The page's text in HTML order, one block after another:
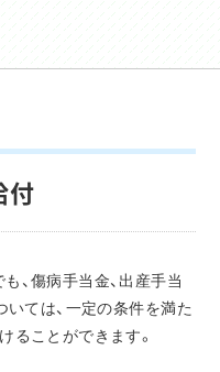
付
、傷病手当金、出産手当
いては、一定の条件を満た
ることができます。